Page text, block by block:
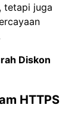
tetapi juga
Diskon
HTTPS